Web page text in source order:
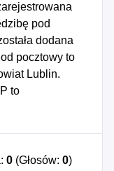
pod
dodana
pocztowy to
Lublin.
to
REGON dla
PKD to: 4331Z
0 (Głosów: 0)